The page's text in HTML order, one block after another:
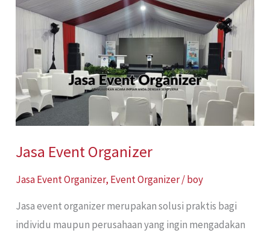
Jasa Event Organizer
Jasa Event Organizer, Event Organizer/boy
Jasa event organizer merupakan solusi praktis bagi
individu maupun perusahaan yang ingin mengadakan
Event
Organizer